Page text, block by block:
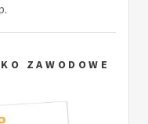
ZAWODOWE